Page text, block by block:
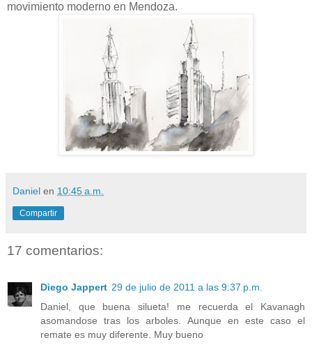
movimiento moderno en Mendoza.
Daniel en 10:45 a.m.
Compartir
17 comentarios:
Diego Jappert 29 de julio de 2011 a las 9:37 p.m.
Daniel, que buena silueta! me recuerda el Kavanagh
asomandose tras los arboles. Aunque en este caso el
remate es muy diferente. Muy bueno